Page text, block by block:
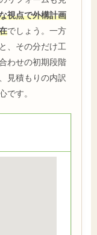
視点で外構計画
でしょう。一方
、その分だけ工
わせの初期段階
見積もりの内訳
です。